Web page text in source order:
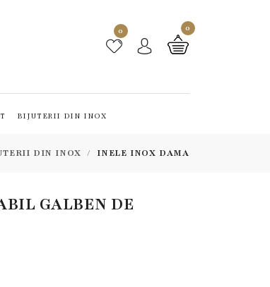
0 0
BIJUTERII DIN INOX
DIN INOX INELE INOX DAMA
GALBEN DE